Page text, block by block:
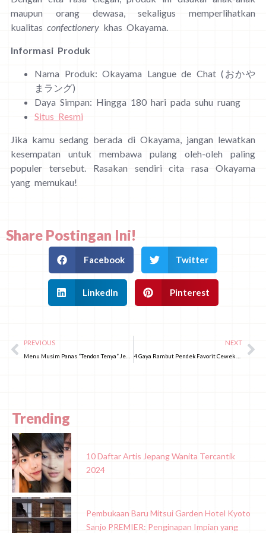
maupun orang dewasa, sekaligus memperlihatkan
kualitas confectionery khas Okayama.
Informasi Produk
Nama Produk: Okayama Langue de Chat (おかや
まラング)
Daya Simpan: Hingga 180 hari pada suhu ruang
Situs Resmi
Jika kamu sedang berada di Okayama, jangan lewatkan
kesempatan untuk membawa pulang oleh-oleh paling
populer tersebut. Rasakan sendiri cita rasa Okayama
yang memukau!
Share Postingan Ini!
Facebook Twitter
LinkedIn Pinterest
PREVIOUS NEXT
Trending
10 Daftar Artis Jepang Wanita Tercantik
2024
Pembukaan Baru Mitsui Garden Hotel Kyoto
Sanjo PREMIER: Penginapan Impian yang